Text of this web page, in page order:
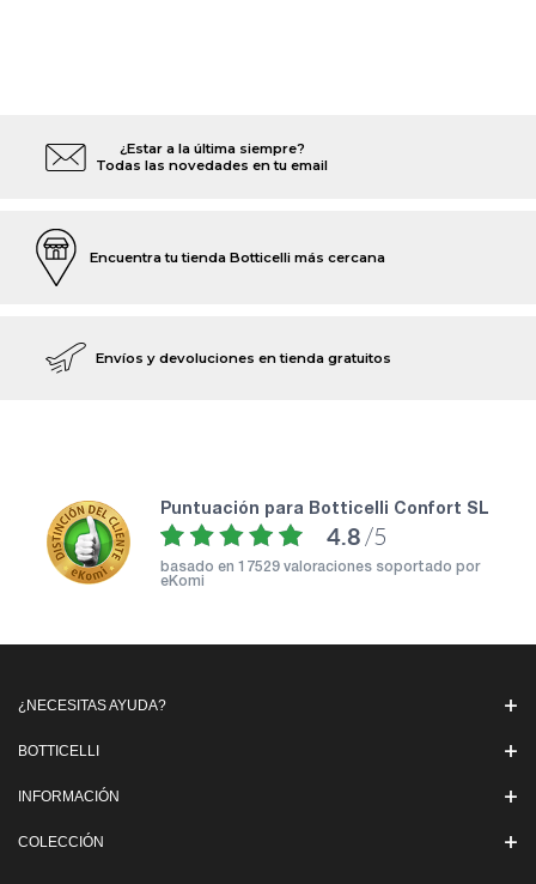
¿Estar a la última siempre?
Todas las novedades en tu email
Encuentra tu tienda Botticelli más cercana
Envíos y devoluciones en tienda gratuitos
puntuación para Botticelli Confort SL
4.8 /5
basado en 17529 valoraciones soportado por
eKomi
¿NECESITAS AYUDA?
BOTTICELLI
INFORMACIÓN
COLECCIÓN